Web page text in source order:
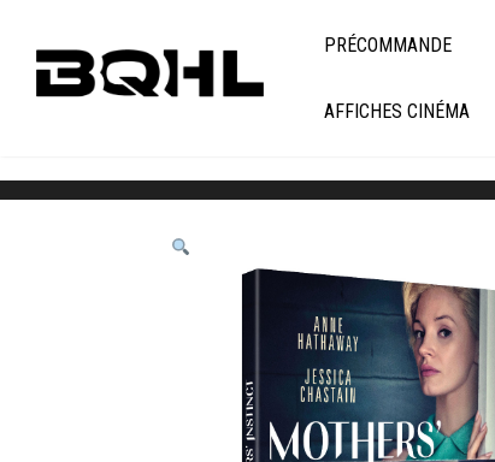
PRÉCOMMANDE
AFFICHES CINÉMA